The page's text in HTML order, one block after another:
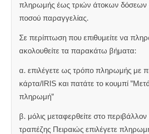
πληρωμής έως τριών άτοκων δόσεων
ποσού παραγγελίας.
Σε περίπτωση που επιθυμείτε να
ακολουθείτε τα παρακάτω βήματα:
α. επιλέγετε ως τρόπο πληρωμής με
κάρτα/IRIS και πατάτε το κουμπί
πληρωμή”
β. μόλις μεταφερθείτε στο
τραπέζης Πειραιώς επιλέγετε